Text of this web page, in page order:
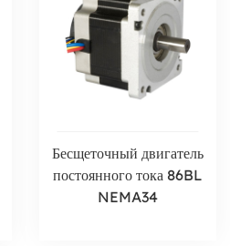
Бесщеточный двигатель
постоянного тока 86BL
NEMA34